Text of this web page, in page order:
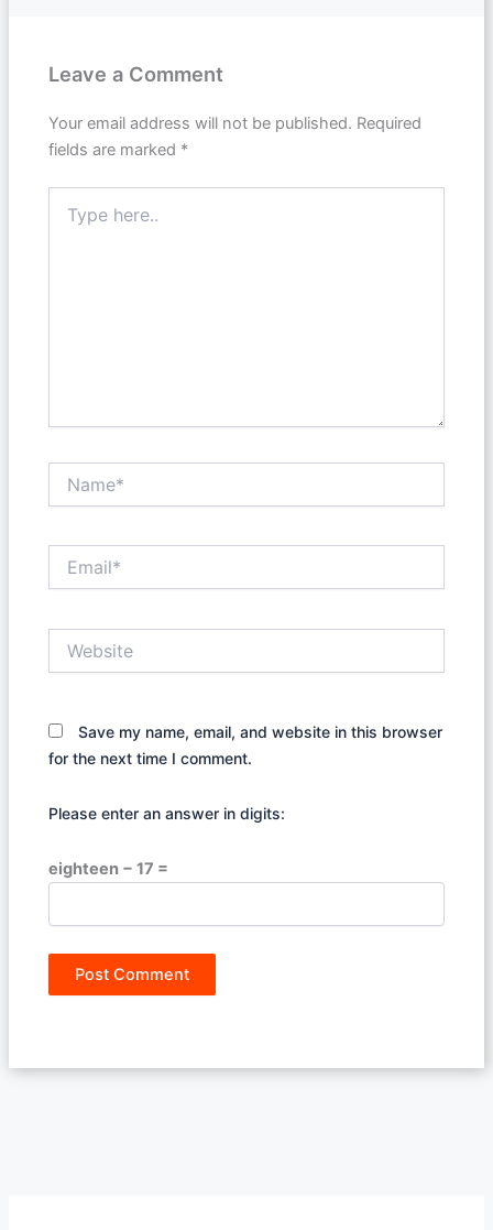
Leave a Comment
Your email address will not be published. Required
fields are marked *
here..
Save my name, email, and website in this browser
for the next time I comment.
Please enter an answer in digits:
eighteen − 17 =